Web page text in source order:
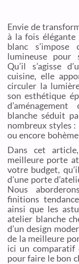
Envie de
à la fois
blanc
lumineuse pour
Qu’il s’agisse
cuisine, elle
circuler la
son esthétique
blanche séduit
nombreux styles
ou encore
Dans cet
meilleure porte
votre budget,
d’une porte
Nous
finitions
ainsi que les
atelier blanche
d’un design
de la meilleure
ici un comparatif
pour faire le bon